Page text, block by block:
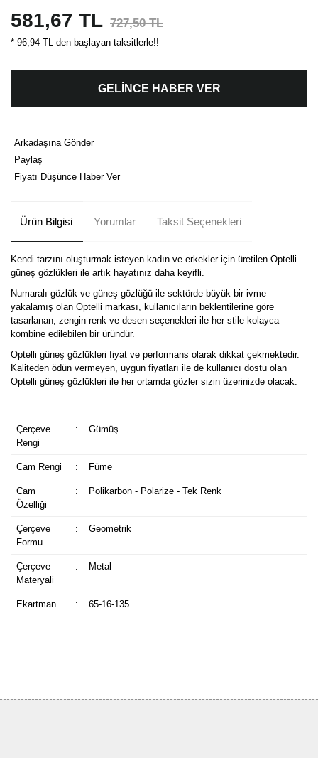
581,67 TL 727,50 TL
* 96,94 TL den başlayan taksitlerle!!
GELİNCE HABER VER
Arkadaşına Gönder
Paylaş
Fiyatı Düşünce Haber Ver
Ürün Bilgisi Yorumlar Taksit Seçenekleri
Kendi tarzını oluşturmak isteyen kadın ve erkekler için üretilen Optelli
güneş gözlükleri ile artık hayatınız daha keyifli.
Numaralı gözlük ve güneş gözlüğü ile sektörde büyük bir ivme
yakalamış olan Optelli markası, kullanıcıların beklentilerine göre
tasarlanan, zengin renk ve desen seçenekleri ile her stile kolayca
kombine edilebilen bir üründür.
Optelli güneş gözlükleri fiyat ve performans olarak dikkat çekmektedir.
Kaliteden ödün vermeyen, uygun fiyatları ile de kullanıcı dostu olan
Optelli güneş gözlükleri ile her ortamda gözler sizin üzerinizde olacak.
Çerçeve
Rengi
: Gümüş
Cam Rengi : Füme
Cam
Özelliği
: Polikarbon - Polarize - Tek Renk
Çerçeve
Formu
: Geometrik
Çerçeve
Materyali
: Metal
Ekartman : 65-16-135